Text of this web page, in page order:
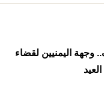
وجهة اليمنيين لقضاء